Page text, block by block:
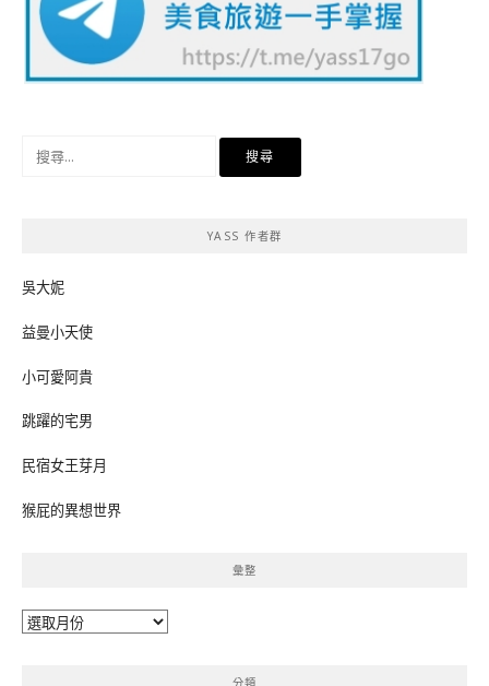
YASS 作者群
吳大妮
益曼小天使
小可愛阿貴
跳躍的宅男
民宿女王芽月
猴屁的異想世界
彙整
彙
分類